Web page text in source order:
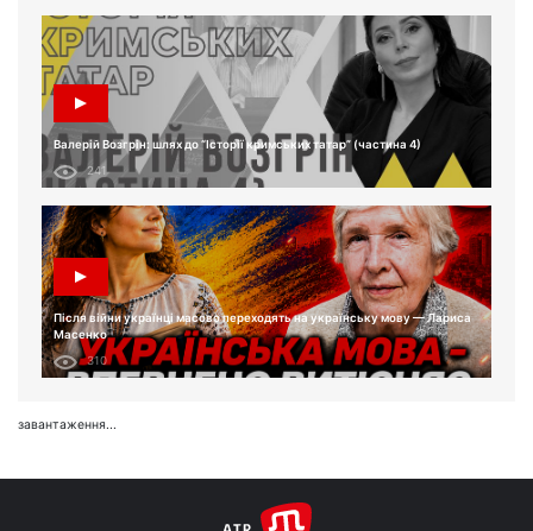
Валерій Возгрін: шлях до “Історії кримських татар” (частина 4)
241
Після війни українці масово переходять на українську мову — Лариса
Масенко
310
завантаження...